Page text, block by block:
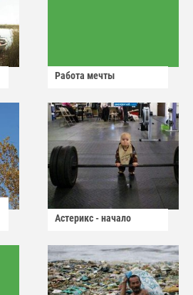
Работа мечты
Астерикс - начало